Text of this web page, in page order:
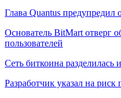
Глава Quantus предупредил
Основатель BitMart отверг
пользователей
Сеть биткоина разделилась
Разработчик указал на